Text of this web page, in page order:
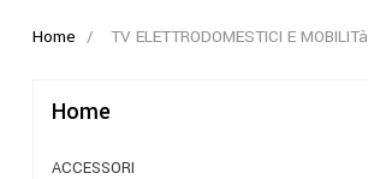
Home TV ELETTRODOMESTICI E MOBILITà
Home
ACCESSORI